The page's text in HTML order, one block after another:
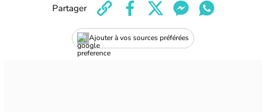
Ajouter à vos sources préférées
Partager